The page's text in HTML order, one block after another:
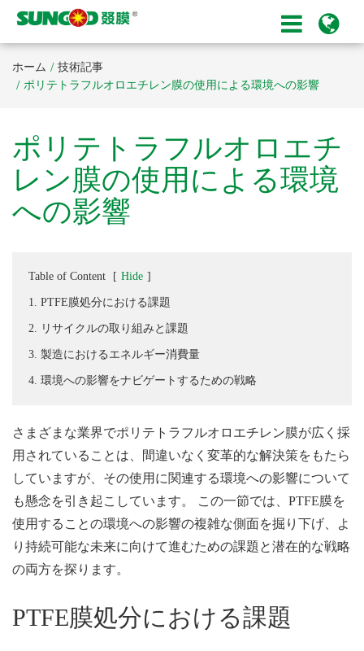
ホーム
技術記事
ポリテトラフルオロエチレン膜の使用による環境への影響
ポリテトラフルオロエチ
レン膜の使用による環境
への影響
Table of Content [ Hide ]
1. PTFE膜処分における課題
2. リサイクルの取り組みと課題
3. 製造におけるエネルギー消費量
4. 環境への影響をナビゲートするための戦略
さまざまな業界でポリテトラフルオロエチレン膜が広く採
用されていることは、間違いなく変革的な解決策をもたら
していますが、その使用に関連する環境への影響について
も懸念を引き起こしています。 この一節では、PTFE膜を
使用することの環境への影響の複雑な側面を掘り下げ、よ
り持続可能な未来に向けて進むための課題と潜在的な戦略
の両方を探ります。
PTFE膜処分における課題